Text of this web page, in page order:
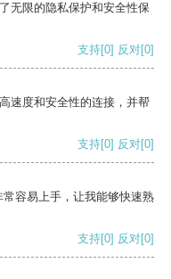
无限的隐私保护和安全性保
支持[0] 反对[0]
速度和安全性的连接，并帮
支持[0] 反对[0]
容易上手，让我能够快速熟
支持[0] 反对[0]